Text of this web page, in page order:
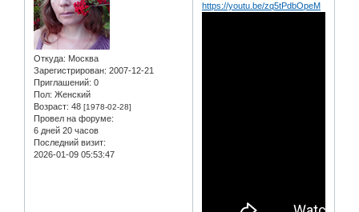
Откуда: Москва
Зарегистрирован: 2007-12-21
Приглашений: 0
Пол: Женский
Возраст: 48 [1978-02-28]
Провел на форуме:
6 дней 20 часов
Последний визит:
2026-01-09 05:53:47
https://youtu.be/zq5tPdbOpeM